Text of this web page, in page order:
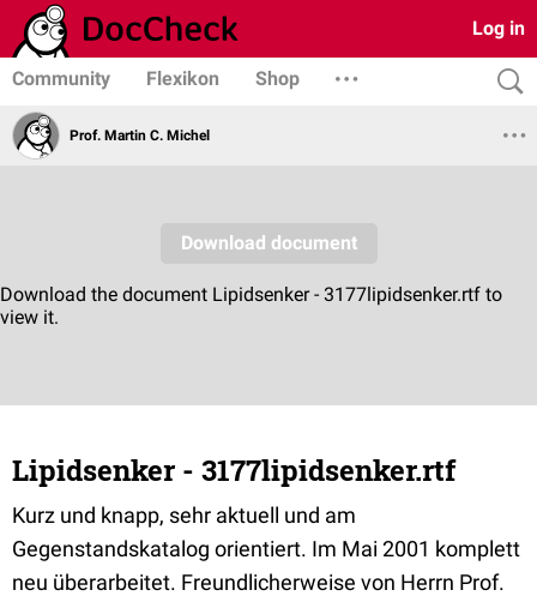
Log in
Community Flexikon Shop
Prof. Martin C. Michel
Lipidsenker - 3177lipidsenker.rtf
Kurz und knapp, sehr aktuell und am
Gegenstandskatalog orientiert. Im Mai 2001 komplett
neu überarbeitet. Freundlicherweise von Herrn Prof.